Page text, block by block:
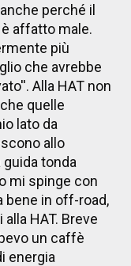
perché il
affatto male.
più
che avrebbe
Alla HAT non
quelle
lato da
allo
tonda
mi spinge con
bene in off-road,
HAT. Breve
un caffè
energia